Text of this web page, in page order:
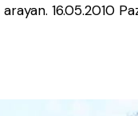
arayan. 16.05.2010